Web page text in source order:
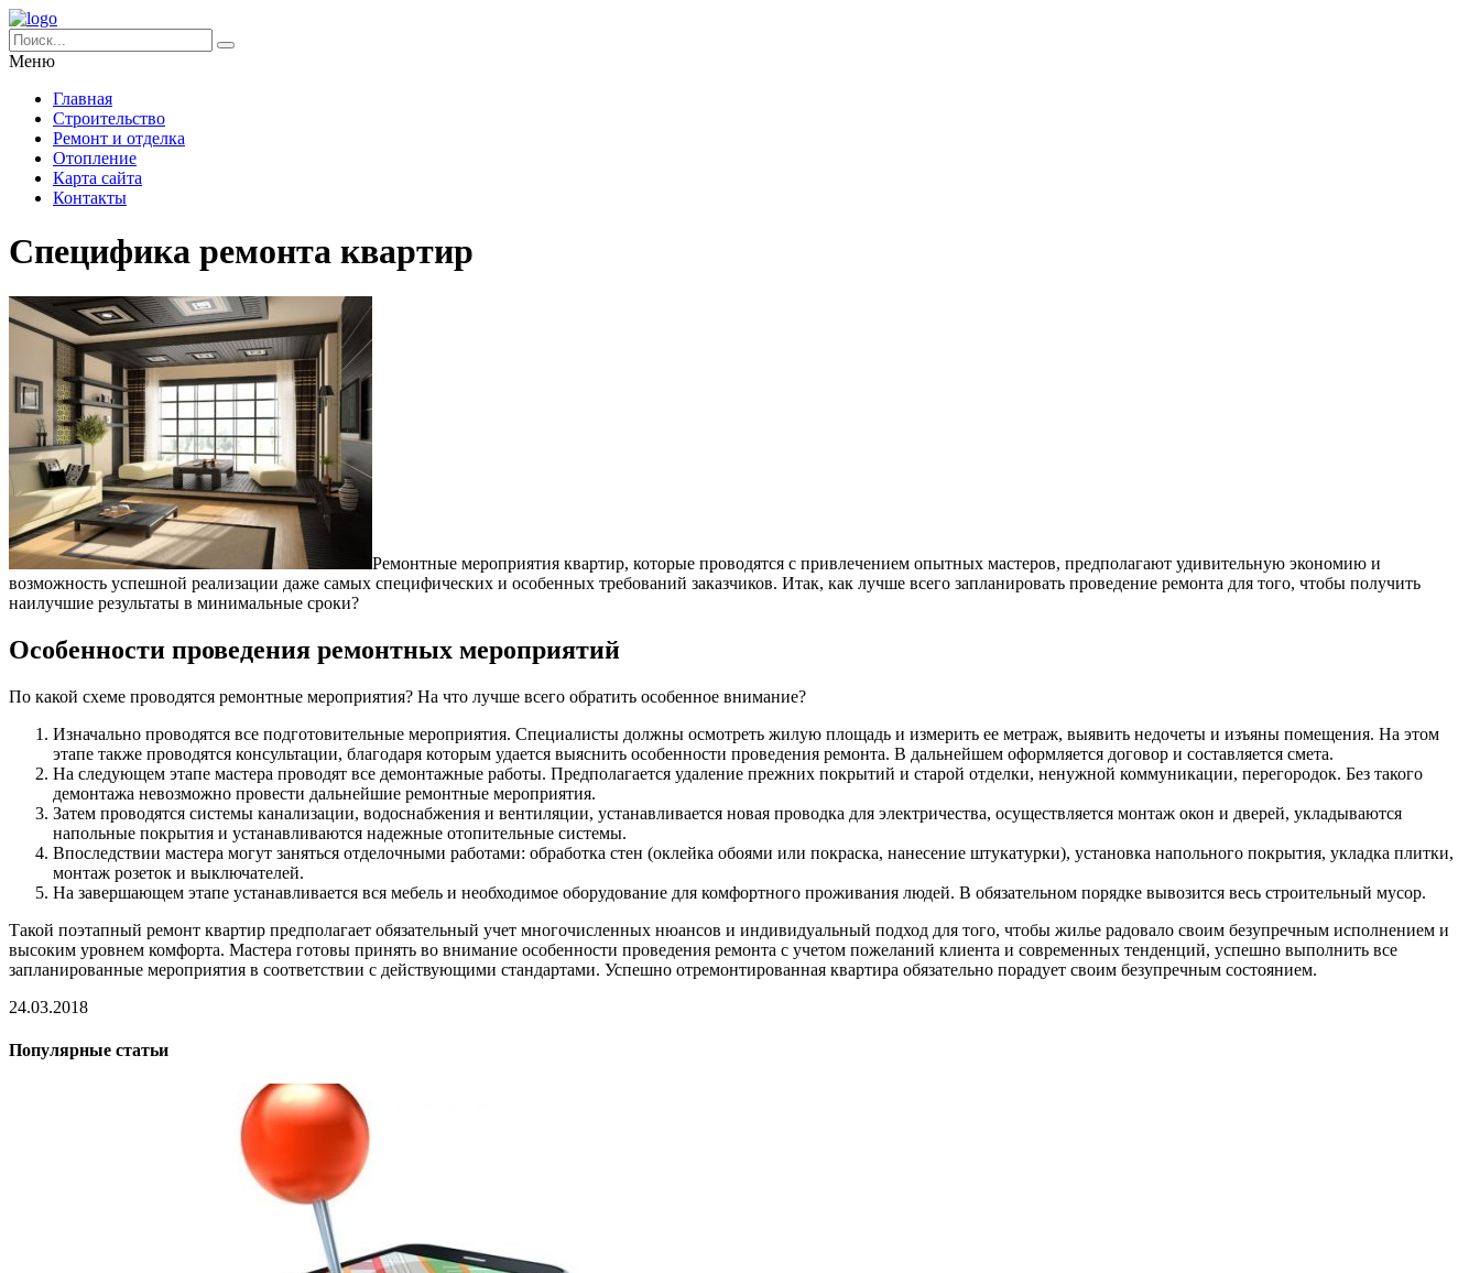
Меню
Главная
Строительство
Ремонт и отделка
Отопление
Карта сайта
Контакты
Специфика ремонта квартир
Ремонтные мероприятия квартир, которые проводятся с привлечением опытных мастеров, предполагают удивительную экономию и
возможность успешной реализации даже самых специфических и особенных требований заказчиков. Итак, как лучше всего запланировать проведение ремонта для того, чтобы получить
наилучшие результаты в минимальные сроки?
Особенности проведения ремонтных мероприятий
По какой схеме проводятся ремонтные мероприятия? На что лучше всего обратить особенное внимание?
Изначально проводятся все подготовительные мероприятия. Специалисты должны осмотреть жилую площадь и измерить ее метраж, выявить недочеты и изъяны помещения. На этом
этапе также проводятся консультации, благодаря которым удается выяснить особенности проведения ремонта. В дальнейшем оформляется договор и составляется смета.
На следующем этапе мастера проводят все демонтажные работы. Предполагается удаление прежних покрытий и старой отделки, ненужной коммуникации, перегородок. Без такого
демонтажа невозможно провести дальнейшие ремонтные мероприятия.
Затем проводятся системы канализации, водоснабжения и вентиляции, устанавливается новая проводка для электричества, осуществляется монтаж окон и дверей, укладываются
напольные покрытия и устанавливаются надежные отопительные системы.
Впоследствии мастера могут заняться отделочными работами: обработка стен (оклейка обоями или покраска, нанесение штукатурки), установка напольного покрытия, укладка плитки,
монтаж розеток и выключателей.
На завершающем этапе устанавливается вся мебель и необходимое оборудование для комфортного проживания людей. В обязательном порядке вывозится весь строительный мусор.
Такой поэтапный ремонт квартир предполагает обязательный учет многочисленных нюансов и индивидуальный подход для того, чтобы жилье радовало своим безупречным исполнением и
высоким уровнем комфорта. Мастера готовы принять во внимание особенности проведения ремонта с учетом пожеланий клиента и современных тенденций, успешно выполнить все
запланированные мероприятия в соответствии с действующими стандартами. Успешно отремонтированная квартира обязательно порадует своим безупречным состоянием.
24.03.2018
Популярные статьи